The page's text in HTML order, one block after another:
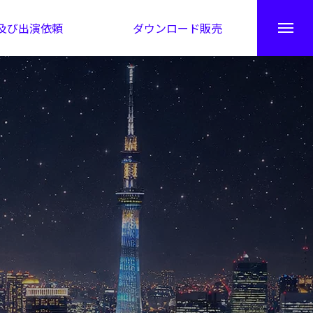
び出演依頼 ダウンロード販売
秘伝公開！吉凶カレンダー